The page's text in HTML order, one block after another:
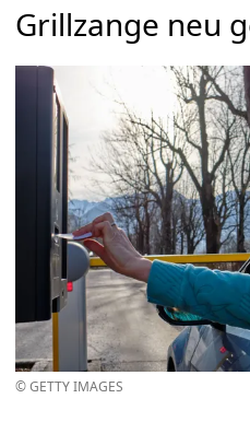
Grillzange neu
© GETTY IMAGES